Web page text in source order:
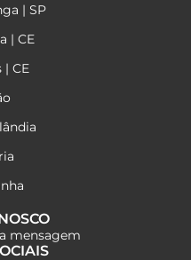
| SP
| CE
| CE
mensagem